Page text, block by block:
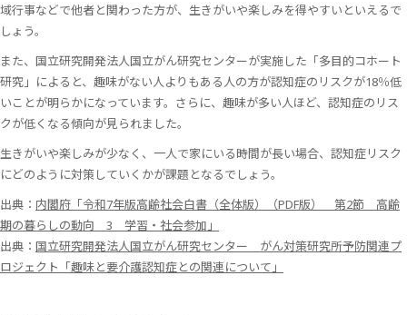
域行事などで他者と関わった方が、生きがいや楽しみを得やすいといえるで
しょう。
また、国立研究開発法人国立がん研究センターが実施した「多目的コホート
研究」によると、趣味がない人よりもある人の方が認知症のリスクが18％低
いことが明らかになっています。さらに、趣味が多い人ほど、認知症のリス
クが低くなる傾向が見られました。
生きがいや楽しみが少なく、一人で家にいる時間が長い場合、認知症リスク
にどのように対策していくかが課題となるでしょう。
出典： 内閣府「令和7年版高齢社会白書（全体版）（PDF版） 第2節 高齢
期の暮らしの動向 3 学習・社会参加」
出典： 国立研究開発法人国立がん研究センター がん対策研究所予防関連プ
ロジェクト「趣味と要介護認知症との関連について」